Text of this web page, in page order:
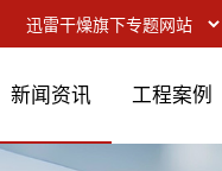
新闻资讯 工程案例